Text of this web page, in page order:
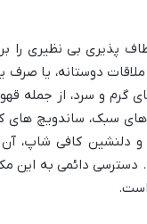
فعالیت ۲۴ ساعته، راحتی و انعطاف
ملاقات دوستانه، یا
گرم و سرد، از جمله
سبک، ساندویچ های
دلنشین کافی شاپ، آن
دسترسی دائمی به این
است.